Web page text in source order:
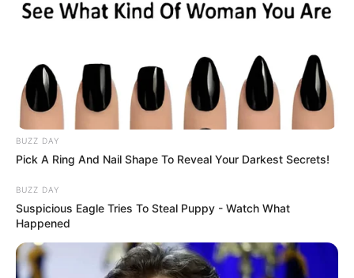
Szerző
BUZZ DAY
Pick A Ring And Nail Shape To Reveal Your Darkest Secrets!
BUZZ DAY
Suspicious Eagle Tries To Steal Puppy - Watch What
Happened